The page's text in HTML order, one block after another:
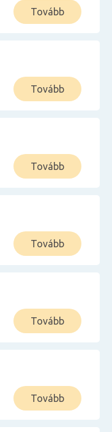
Tovább
Tovább
Tovább
Tovább
Tovább
Tovább